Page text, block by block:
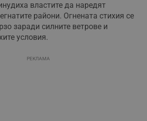
властите да наредят
райони. Огнената стихия се
заради силните ветрове и
условия.
РЕКЛАМА